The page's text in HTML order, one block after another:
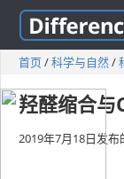
首页/科学与自然/
羟醛缩合
2019年7月18日发布